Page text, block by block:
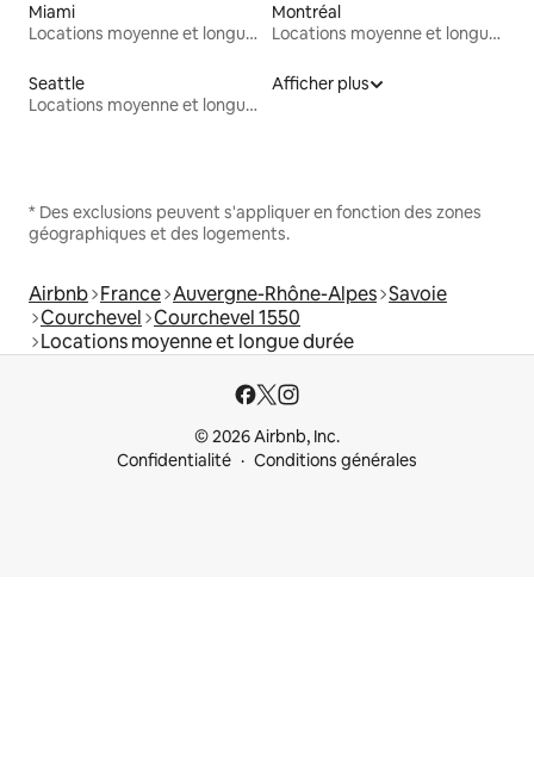
Miami
Locations moyenne et longue durée
Montréal
Locations moyenne et longue durée
Seattle
Locations moyenne et longue durée
Afficher plus
* Des exclusions peuvent s'appliquer en fonction des zones
géographiques et des logements.
Airbnb France Auvergne-Rhône-Alpes Savoie
Courchevel Courchevel 1550
Locations moyenne et longue durée
© 2026 Airbnb, Inc.
Confidentialité
Conditions générales